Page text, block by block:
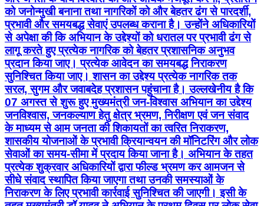
को जनोन्मुखी बनाना तथा नागरिकों को और बेहतर ढंग से पारदर्शी,
प्रभावी और समयबद्ध सेवाएं उपलब्ध कराना है। उन्होंने अधिकारियों
से अपेक्षा की कि अभियान के उद्देश्यों को धरातल पर प्रभावी ढंग से
लागू करते हुए प्रत्येक नागरिक को बेहतर प्रशासनिक अनुभव
प्रदान किया जाए। प्रत्येक आवेदन का समयबद्ध निराकरण
सुनिश्चित किया जाए। शासन का उद्देश्य प्रत्येक नागरिक तक
सरल, सुगम और जवाबदेह प्रशासन पहुंचाना है। उल्लखेनीय है कि
07 अगस्त से शुरू हुए मुख्यमंत्री जन-विश्वास अभियान का उद्देश्य
जनविश्वास, जनकल्याण हेतु क्षेत्र भ्रमण, निरीक्षण एवं जन संवाद
के माध्यम से आम जनता की शिकायतों का त्वरित निराकरण,
शासकीय योजनाओं के प्रभावी क्रियान्वयन की मॉनिटरिंग और लोक
सेवाओं का समय-सीमा में प्रदाय किया जाना है। अभियान के तहत
प्रत्येक शुक्रवार अधिकारियों द्वारा फील्ड भ्रमण कर आमजन से
सीधे संवाद स्थापित किया जाएगा तथा उनकी समस्याओं के
निराकरण के लिए प्रभावी कार्रवाई सुनिश्चित की जाएगी। इसी के